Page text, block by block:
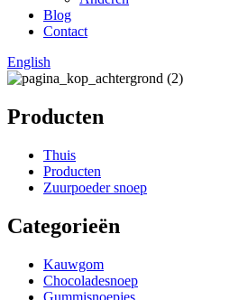
Blog
Contact
English
Producten
Thuis
Producten
Zuurpoeder snoep
Categorieën
Kauwgom
Chocoladesnoep
Gummisnoepjes